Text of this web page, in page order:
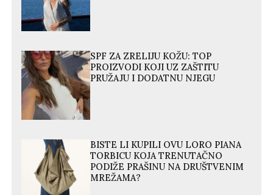
SPF ZA ZRELIJU KOŽU: TOP
PROIZVODI KOJI UZ ZAŠTITU
PRUŽAJU I DODATNU NJEGU
BISTE LI KUPILI OVU LORO PIANA
TORBICU KOJA TRENUTAČNO
PODIŽE PRAŠINU NA DRUŠTVENIM
MREŽAMA?